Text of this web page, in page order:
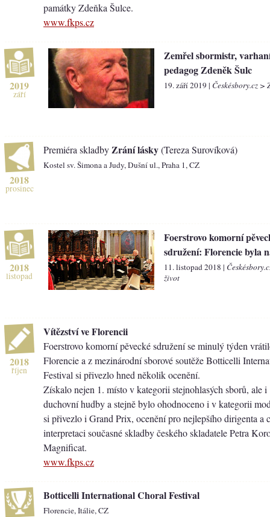
památky Zdeňka Šulce.
www.fkps.cz
2019
září
Zemřel sbormistr,
pedagog Zdeněk Šulc
19. září 2019 | Českésbory.cz >
2018
prosinec
Premiéra skladby Zrání lásky(Tereza Surovíková)
Kostel sv. Šimona a Judy, Dušní ul., Praha 1, CZ
2018
listopad
Foerstrovo komorní
sdružení: Florencie byla
11. listopad 2018 |
život
2018
říjen
Vítězství ve Florencii
Foerstrovo komorní pěvecké sdružení se minulý týden
Florencie a z mezinárodní sborové soutěže Botticelli
Festival si přivezlo hned několik ocenění.
Získalo nejen 1. místo v kategorii stejnohlasých sborů, ale
duchovní hudby a stejně bylo ohodnoceno i v kategorii
si přivezlo i Grand Prix, ocenění pro nejlepšího dirigenta a
interpretaci současné skladby českého skladatele Petra
Magnificat.
www.fkps.cz
Botticelli International Choral Festival
Florencie, Itálie, CZ